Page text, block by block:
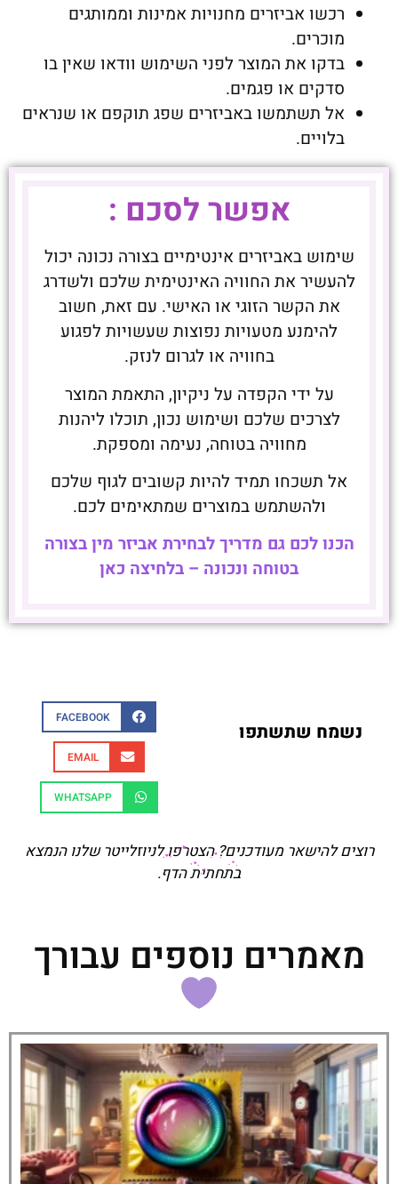
רכשו אביזרים מחנויות אמינות וממותגים
מוכרים.
בדקו את המוצר לפני השימוש וודאו שאין בו
סדקים או פגמים.
אל תשתמשו באביזרים שפג תוקפם או שנראים
בלויים.
אפשר לסכם :
שימוש באביזרים אינטימיים בצורה נכונה יכול
להעשיר את החוויה האינטימית שלכם ולשדרג
את הקשר הזוגי או האישי. עם זאת, חשוב
להימנע מטעויות נפוצות שעשויות לפגוע
בחוויה או לגרום לנזק.
על ידי הקפדה על ניקיון, התאמת המוצר
לצרכים שלכם ושימוש נכון, תוכלו ליהנות
מחוויה בטוחה, נעימה ומספקת.
אל תשכחו תמיד להיות קשובים לגוף שלכם
ולהשתמש במוצרים שמתאימים לכם.
הכנו לכם גם מדריך לבחירת אביזר מין בצורה
בטוחה ונכונה – בלחיצה כאן
נשמח שתשתפו
FACEBOOK
EMAIL
WHATSAPP
רוצים להישאר מעודכנים? הצטרפו לניוזלייטר שלנו הנמצא
בתחתית הדף.
מאמרים נוספים עבורך